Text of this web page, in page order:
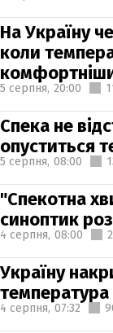
На Україну
коли
5 серпня, 20:00
Спека не
опуститься
5 серпня, 08:00
"Спекотна
синоптик
4 серпня, 08:00
Україну
температура
4 серпня, 07:32